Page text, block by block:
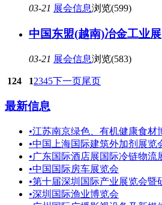
03-21 展会信息浏览(599)
中国东盟(越南)冶金工业展
03-21 展会信息浏览(583)
124 12345下一页尾页
最新信息
•江苏南京绿色、有机健康食材
•中国上海国际建筑外加剂展览
•广东国际酒店展国际冷链物流
•中国国际房车展览会
•第十届深圳国际产业展览会暨
•深圳国际渔业博览会